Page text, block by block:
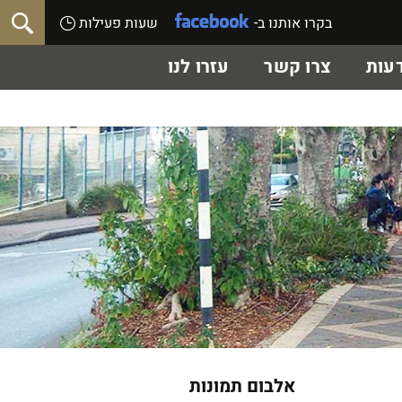
בקרו אותנו ב- שעות פעילות
צרו קשר עזרו לנו
אלבום תמונות